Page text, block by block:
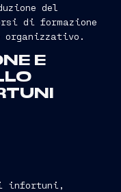
del
di formazione
E
infortuni,